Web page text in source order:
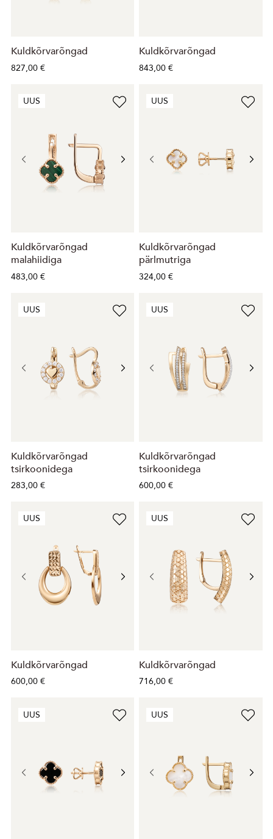
Kuldkõrvarõngad
827,00 €
Kuldkõrvarõngad
843,00 €
UUS
Kuldkõrvarõngad
malahiidiga
483,00 €
UUS
Kuldkõrvarõngad
pärlmutriga
324,00 €
UUS
Kuldkõrvarõngad
tsirkoonidega
283,00 €
UUS
Kuldkõrvarõngad
tsirkoonidega
600,00 €
UUS
Kuldkõrvarõngad
600,00 €
UUS
Kuldkõrvarõngad
716,00 €
UUS UUS